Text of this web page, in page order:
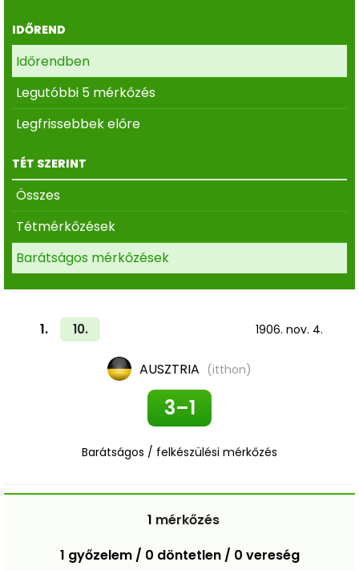
IDŐREND
Időrendben
Legutóbbi 5 mérkőzés
Legfrissebbek előre
TÉT SZERINT
Összes
Tétmérkőzések
Barátságos mérkőzések
1. 10. 1906. nov. 4.
AUSZTRIA (itthon)
3–1
Barátságos / felkészülési mérkőzés
1 mérkőzés
1 győzelem / 0 döntetlen / 0 vereség